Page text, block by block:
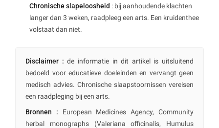
Chronische slapeloosheid : bij aanhoudende klachten
langer dan 3 weken, raadpleeg een arts. Een kruidenthee
volstaat dan niet.
Disclaimer : de informatie in dit artikel is uitsluitend
bedoeld voor educatieve doeleinden en vervangt geen
medisch advies. Chronische slaapstoornissen vereisen
een raadpleging bij een arts.
Bronnen : European Medicines Agency, Community
herbal monographs (Valeriana officinalis, Humulus